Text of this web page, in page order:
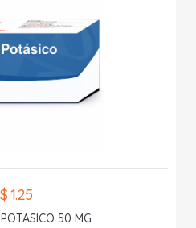
$ 1.25
50 MG